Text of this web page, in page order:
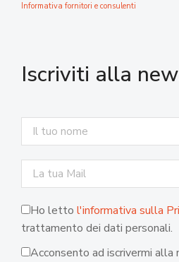
Informativa fornitori e consulenti
Iscriviti alla
Ho letto l'informativa sulla
trattamento dei dati personali.
Acconsento ad iscrivermi